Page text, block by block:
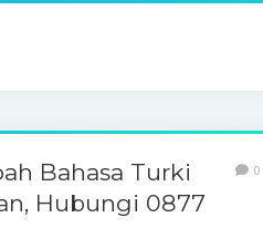
Bahasa Turki
Hubungi 0877
0